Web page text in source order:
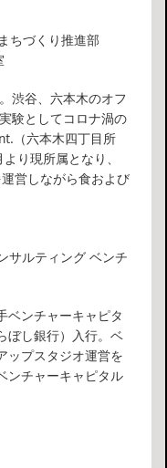
ちづくり推進部
渋谷、六本木のオフ
験としてコロナ渦の
（六本木四丁目所
り現所属となり、
営しながら食および
サルティング ベンチ
ベンチャーキャピタ
ぼし銀行）入行。ベ
ップスタジオ運営を
ンチャーキャピタル